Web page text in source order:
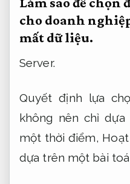
cho doanh
mất dữ liệu.
Server.
Quyết định lựa
không nên chỉ
một thời điểm,
dựa trên một bài